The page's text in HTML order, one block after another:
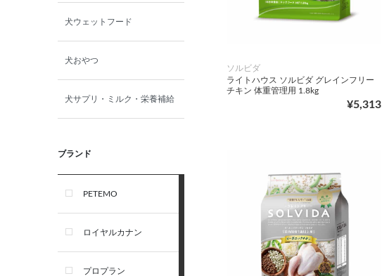
犬ウェットフード
犬おやつ
犬サプリ・ミルク・栄養補給
ブランド
PETEMO
ロイヤルカナン
プロプラン
ソルビダ
ライトハウス ソルビダ グレインフリー
チキン 体重管理用 1.8kg
¥5,313